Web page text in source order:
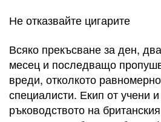
Не отказвайте цигарите
Всяко прекъсване за ден,
месец и последващо
вреди, отколкото
специалисти. Екип от учени
ръководството на